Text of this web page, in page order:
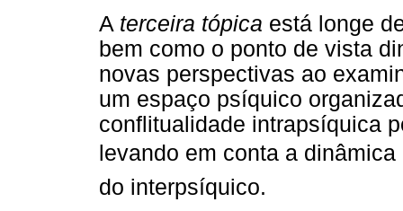
A terceira tópica está longe
bem como o ponto de vista
novas perspectivas ao
um espaço psíquico
conflitualidade intrapsíquica
levando em conta a dinâmica
do interpsíquico.